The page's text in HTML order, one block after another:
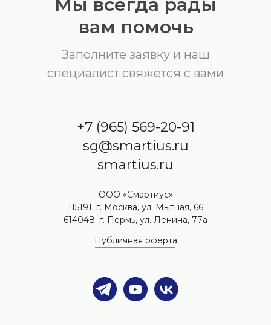
вам помочь
+7 (965) 569-20-91
sg@smartius.ru
smartius.ru
ООО «Смартиус»
115191. г. Москва, ул. Мытная, 66
614048. г. Пермь, ул. Ленина, 77а
Публичная оферта
Заполните заявку и наш
специалист свяжется с вами